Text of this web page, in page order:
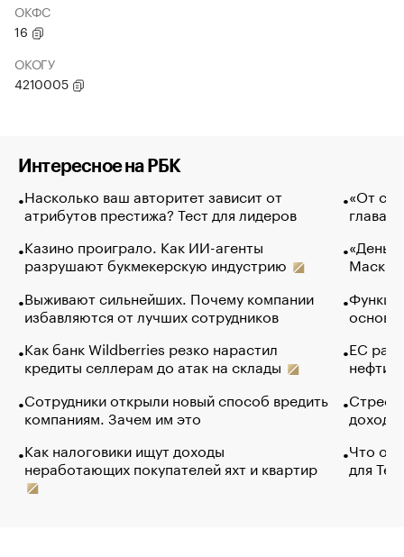
ОКФС
16
ОКОГУ
4210005
Интересное на РБК
Насколько ваш авторитет зависит от
атрибутов престижа? Тест для лидеров
Казино проиграло. Как ИИ-агенты
разрушают букмекерскую индустрию
Выживают сильнейших. Почему компании
избавляются от лучших сотрудников
Как банк Wildberries резко нарастил
кредиты селлерам до атак на склады
Сотрудники открыли новый способ вредить
компаниям. Зачем им это
Как налоговики ищут доходы
неработающих покупателей яхт и квартир
«От
глава
Маск в
основ
ЕС
нефти
Что
для